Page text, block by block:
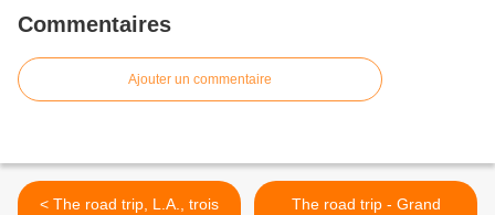
Commentaires
Ajouter un commentaire
< The road trip, L.A., trois
The road trip - Grand